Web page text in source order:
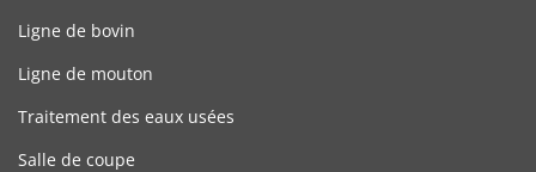
Ligne de bovin
Ligne de mouton
Traitement des eaux usées
Salle de coupe